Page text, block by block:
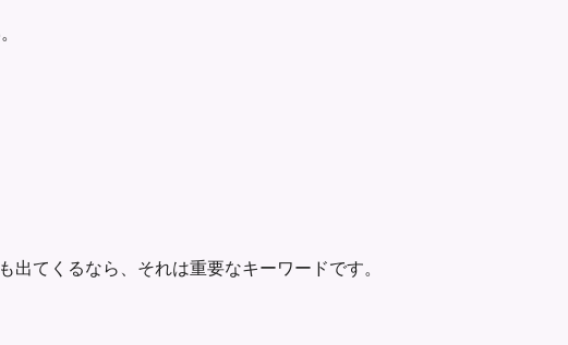
出てくるなら、それは重要なキーワードです。